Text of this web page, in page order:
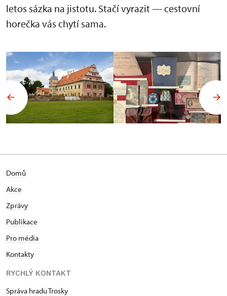
letos sázka na jistotu. Stačí vyrazit — cestovní
horečka vás chytí sama.
Domů
Akce
Zprávy
Publikace
Pro média
Kontakty
RYCHLÝ KONTAKT
Správa hradu Trosky